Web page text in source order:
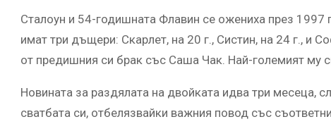
Сталоун и 54-годишната Флавин се ожениха през 1997
имат три дъщери: Скарлет, на 20 г., Систин, на 24 г., и
от предишния си брак със Саша Чак. Най-големият му
Новината за раздялата на двойката идва три месеца,
сватбата си, отбелязвайки важния повод със